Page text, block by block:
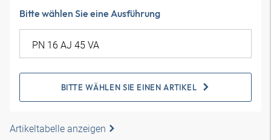
Bitte wählen Sie eine Ausführung
BITTE WÄHLEN SIE EINEN ARTIKEL
Artikeltabelle anzeigen